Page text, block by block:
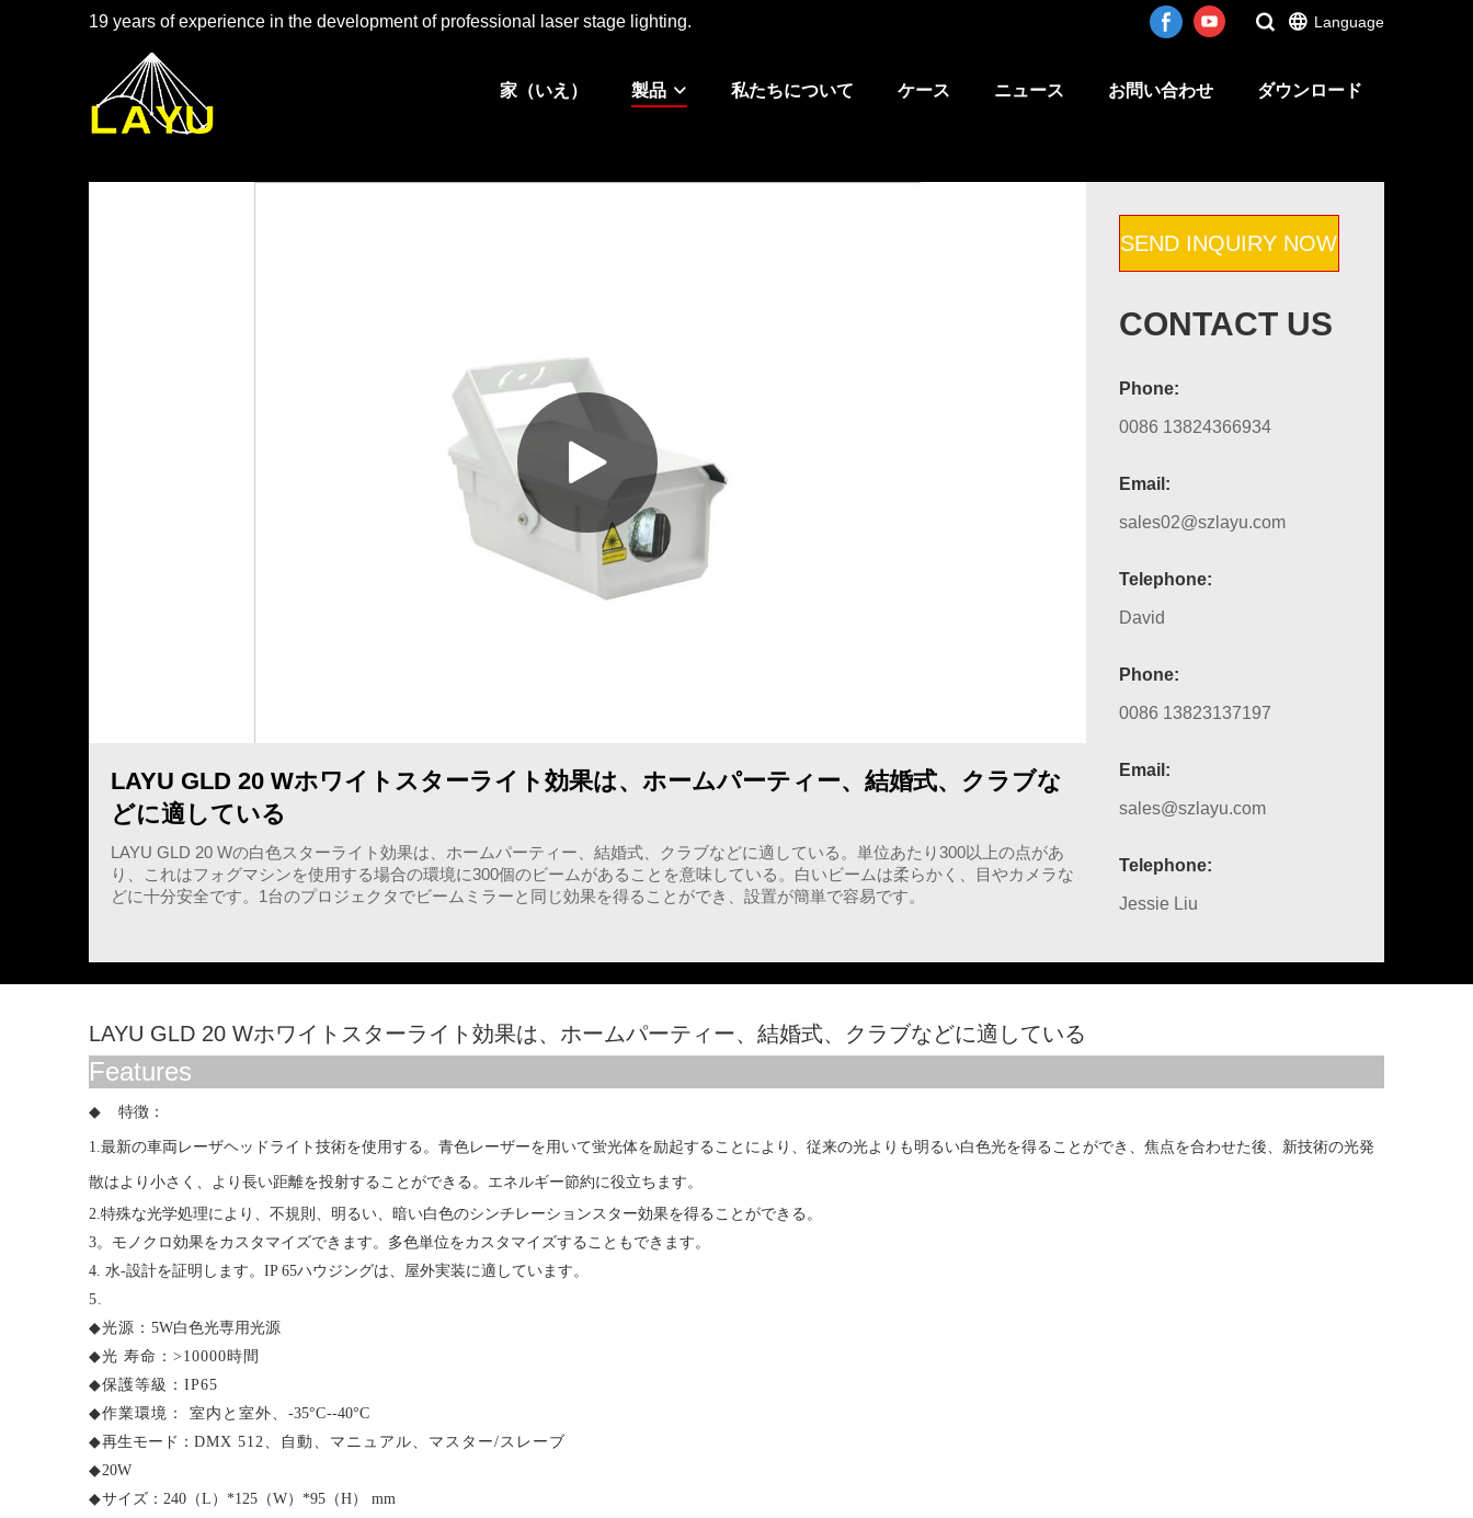
19 years of experience in the development of professional laser stage lighting. Language
家（いえ） 製品 私たちについて ケース ニュース お問い合わせ ダウンロード
LAYU GLD 20 Wホワイトスターライト効果は、ホームパーティー、結婚式、クラブな
どに適している
LAYU GLD 20 Wの白色スターライト効果は、ホームパーティー、結婚式、クラブなどに適している。単位あたり300以上の点があ
り、これはフォグマシンを使用する場合の環境に300個のビームがあることを意味している。白いビームは柔らかく、目やカメラな
どに十分安全です。1台のプロジェクタでビームミラーと同じ効果を得ることができ、設置が簡単で容易です。
SEND INQUIRY NOW
CONTACT US
Phone:
0086 13824366934
Email:
sales02@szlayu.com
Telephone:
David
Phone:
0086 13823137197
Email:
sales@szlayu.com
Telephone:
Jessie Liu
LAYU GLD 20 Wホワイトスターライト効果は、ホームパーティー、結婚式、クラブなどに適している
Features
◆ 特徴：
1.最新の車両レーザヘッドライト技術を使用する。青色レーザーを用いて蛍光体を励起することにより、従来の光よりも明るい白色光を得ることができ、焦点を合わせた後、新技術の光発
散はより小さく、より長い距離を投射することができる。エネルギー節約に役立ちます。
2.特殊な光学処理により、不規則、明るい、暗い白色のシンチレーションスター効果を得ることができる。
3。モノクロ効果をカスタマイズできます。多色単位をカスタマイズすることもできます。
4. 水-設計を証明します。 IP 65ハウジングは、屋外実装に適しています。
5.
◆光源： 5W白色光専用光源
◆光 寿命：>10000時間
◆保護等級 ：IP65
◆作業環境： 室内と室外、 -35°C--40°C
◆再生モード： DMX 512、自動 、マニュアル、 マスター/スレーブ
◆20W
◆サイズ：240（L）*125（W）*95（H） mm